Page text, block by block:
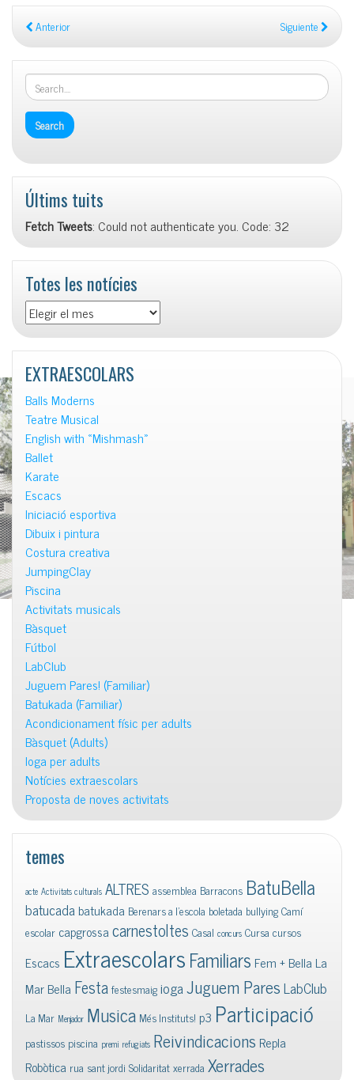
Anterior Siguiente
Últims tuits
Fetch Tweets: Could not authenticate you. Code: 32
Totes les notícies
Totes
les
notícies
EXTRAESCOLARS
Balls Moderns
Teatre Musical
English with «Mishmash»
Ballet
Karate
Escacs
Iniciació esportiva
Dibuix i pintura
Costura creativa
JumpingClay
Piscina
Activitats musicals
Bàsquet
Fútbol
LabClub
Juguem Pares! (Familiar)
Batukada (Familiar)
Acondicionament físic per adults
Bàsquet (Adults)
Ioga per adults
Notícies extraescolars
Proposta de noves activitats
temes
acte Activitats culturals ALTRES assemblea Barracons BatuBella
batucadabatukada Berenars a l'escola boletada bullyingCamí
escolar capgrossacarnestoltes Casal concurs Cursa cursos
Escacs ExtraescolarsFamiliars Fem + Bella La
Mar Bella FestafestesmaigiogaJuguem ParesLabClub
La Mar Menjador Musica Més Instituts! p3 Participació
pastissos piscina premi refugiats Reivindicacions Repla
Robòtica rua sant jordi Solidaritatxerrada Xerrades